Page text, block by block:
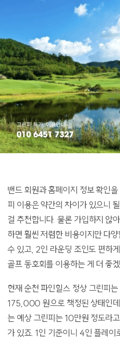
밴드 회원과 홈페이지 정보 확인
피 이용은 약간의 차이가 있으니
걸 추천합니다. 물론 가입하지 않
하면 훨씬 저렴한 비용이지만 다
수 있고, 2인 라운딩 조인도 편하
골프 동호회를 이용하는 게 더 좋
현재 순천 파인힐스 정상 그린피
175,000 원으로 책정된 상태인
는 예상 그린피는 10만원 정도라
가 있죠. 1인 기준이니 4인 플레